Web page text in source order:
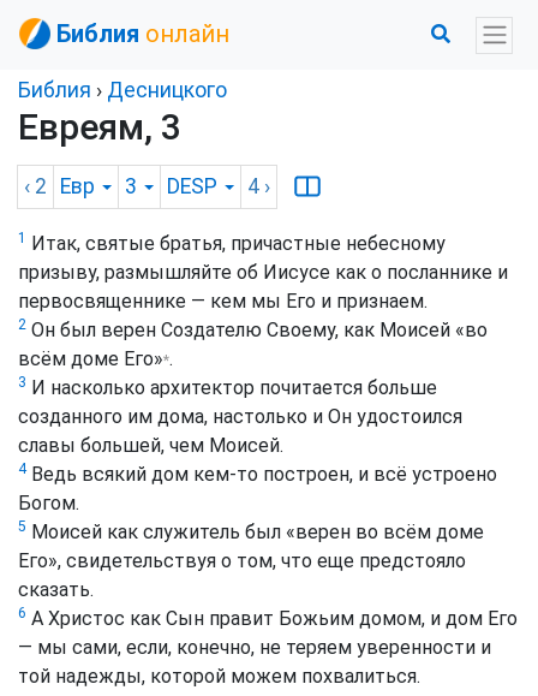
Библия онлайн
Библия › Десницкого
Евреям, 3
‹ 2 Евр 3 DESP 4 ›
1
Итак, святые братья, причастные небесному
призыву, размышляйте об Иисусе как о посланнике и
первосвященнике — кем мы Его и признаем.
2 Он был верен Создателю Своему, как Моисей «во
всём доме Его»*.
3 И насколько архитектор почитается больше
созданного им дома, настолько и Он удостоился
славы большей, чем Моисей.
4Ведь всякий дом кем-то построен, и всё устроено
Богом.
5 Моисей как служитель был «верен во всём доме
Его», свидетельствуя о том, что еще предстояло
сказать.
6 А Христос как Сын правит Божьим домом, и дом Его
— мы сами, если, конечно, не теряем уверенности и
той надежды, которой можем похвалиться.